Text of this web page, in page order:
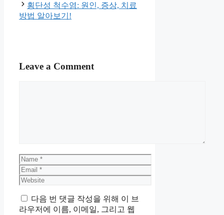
횡단성 척수염: 원인, 증상, 치료
방법 알아보기!
Leave a Comment
Name
Email
Website
다음 번 댓글 작성을 위해 이 브
라우저에 이름, 이메일, 그리고 웹